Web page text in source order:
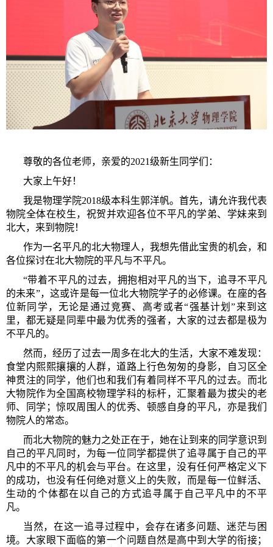
尊敬的各位老师，亲爱的2021级新生同学们：
大家上午好！
我是物理学院2018级本科生郭洋帆。首先，请允许我代表
物院全体在校生，祝贺并欢迎各位不平凡的学弟、学妹来到
北大，来到物院！
作为一名平凡的北大物理人，我想先借此宝贵的机会，和
各位探讨在北大物院的平凡与不平凡。
“带着不平凡的过去，拥抱相对平凡的当下，追寻不平凡
的未来”，这或许是每一位北大物院学子的必修课。在座的各
位新同学，无论是通过竞赛、高考或者“强基计划”来到这
里，都无疑是同辈中最为优秀的强者，大家的过去都是极为
不平凡的。
然而，经历了过去一周多在北大的生活，大家不难发现：
食堂内熙熙攘攘的人群，道路上行色匆匆的身影，自习区全
神贯注的同学，他们也和我们有着同样不平凡的过去。而北
大物院作为全国高校物理学科的标杆，汇聚着最为拔尖的老
师、同学；惊叹周围人的优秀、顿感自身的平凡，亦是我们
物院人的常态。
而北大物院的魅力之处正在于，她在让到来的同学意识到
自己的平凡同时，为每一位同学都提供了追寻属于自己的平
凡中的不平凡的机会与平台。在这里，没有任何严格定义下
的成功，也没有任何绝对意义上的失败，而是每一位鲜活、
生动的个体都在以自己的方式追寻属于自己平凡中的不平
凡。
当然，在这一追寻过程中，会存在诸多问题、迷茫与困
境。大家眼下面临的第一个问题自然是高中到大学的衔接；